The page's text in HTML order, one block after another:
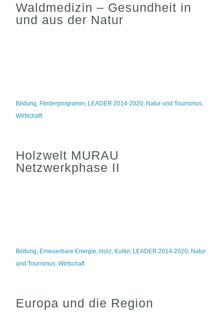
Waldmedizin – Gesundheit in
und aus der Natur
Bildung, Förderprogramm, LEADER 2014-2020, Natur und Tourismus,
Wirtschaft
Holzwelt MURAU
Netzwerkphase II
Bildung, Erneuerbare Energie, Holz, Kultur, LEADER 2014-2020, Natur
und Tourismus,Wirtschaft
Europa und die Region